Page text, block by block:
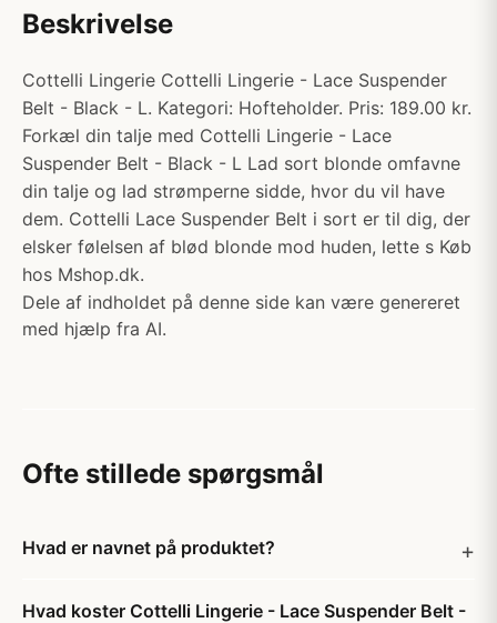
Beskrivelse
Cottelli Lingerie Cottelli Lingerie - Lace Suspender
Belt - Black - L. Kategori: Hofteholder. Pris: 189.00 kr.
Forkæl din talje med Cottelli Lingerie - Lace
Suspender Belt - Black - L Lad sort blonde omfavne
din talje og lad strømperne sidde, hvor du vil have
dem. Cottelli Lace Suspender Belt i sort er til dig, der
elsker følelsen af blød blonde mod huden, lette s Køb
hos Mshop.dk.
Dele af indholdet på denne side kan være genereret
med hjælp fra AI.
Ofte stillede spørgsmål
Hvad er navnet på produktet?
Hvad koster Cottelli Lingerie - Lace Suspender Belt -